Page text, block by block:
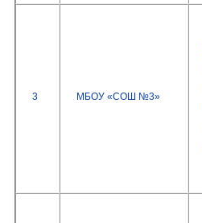
3 МБОУ «СОШ №3»